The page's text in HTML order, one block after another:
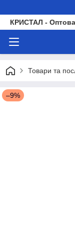
КРИСТАЛ - Оптова
Товари та
–9%